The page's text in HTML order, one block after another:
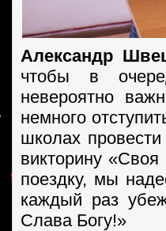
Александр
чтобы в
невероятно
немного
школах
викторину
поездку, мы
каждый раз
Слава Богу!»